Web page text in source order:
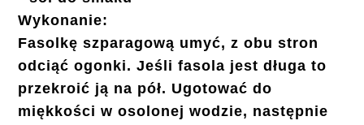
Wykonanie:
Fasolkę szparagową umyć, z obu stron
odciąć ogonki. Jeśli fasola jest długa to
przekroić ją na pół. Ugotować do
miękkości w osolonej wodzie, następnie